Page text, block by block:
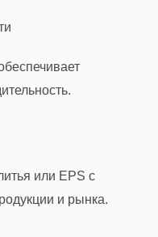
или EPS с
и рынка.